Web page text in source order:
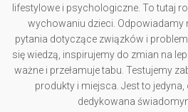
lifestylowe i psychologiczne. To tutaj
wychowaniu dzieci. Odpowiadamy
pytania dotyczące związków i
się wiedzą, inspirujemy do zmian na
ważne i przełamuje tabu. Testujemy
produkty i miejsca. Jest to
dedykowana